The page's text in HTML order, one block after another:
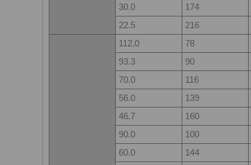
30.0
174
22.5
216
112.0 78
93.3
90
70.0
116
56.0
139
46.7
160
90.0
100
60.0
144